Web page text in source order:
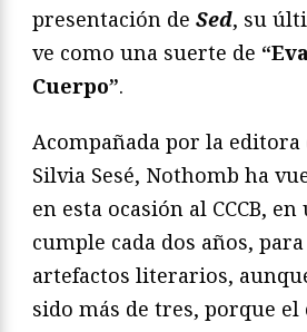
presentación de Sed, su
ve como una suerte de
Cuerpo”.
Acompañada por la editora
Silvia Sesé, Nothomb ha
en esta ocasión al CCCB,
cumple cada dos años,
artefactos literarios,
sido más de tres, porque